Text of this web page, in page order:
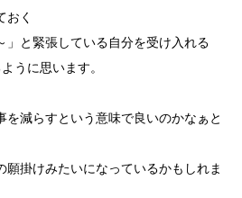
おく
」と緊張している自分を受け入れる
うに思います。
を減らすという意味で良いのかなぁと
願掛けみたいになっているかもしれま